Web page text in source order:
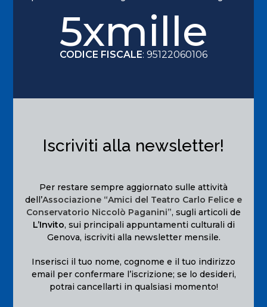
5xmille
CODICE FISCALE: 95122060106
Iscriviti alla newsletter!
Per restare sempre aggiornato sulle attività
dell’Associazione “Amici del Teatro Carlo Felice e
Conservatorio Niccolò Paganini”, sugli articoli de
L’Invito, sui principali appuntamenti culturali di
Genova, iscriviti alla newsletter mensile.
Inserisci il tuo nome, cognome e il tuo indirizzo
email per confermare l’iscrizione; se lo desideri,
potrai cancellarti in qualsiasi momento!